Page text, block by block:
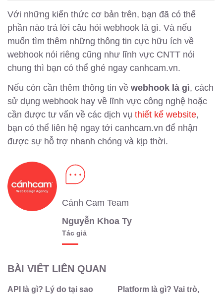
Với những kiến thức cơ bản trên, bạn đã có thể
phần nào trả lời câu hỏi webhook là gì. Và nếu
muốn tìm thêm những thông tin cực hữu ích về
webhook nói riêng cũng như lĩnh vực CNTT nói
chung thì bạn có thể ghé ngay canhcam.vn.
Nếu còn cần thêm thông tin về webhook là gì, cách
sử dụng webhook hay về lĩnh vực công nghệ hoặc
cần được tư vấn về các dịch vụ thiết kế website,
bạn có thể liên hệ ngay tới canhcam.vn để nhận
được sự hỗ trợ nhanh chóng và kịp thời.
Cánh Cam Team
Nguyễn Khoa Ty
Tác giả
BÀI VIẾT LIÊN QUAN
API là gì? Lý do tại sao
Platform là gì? Vai trò,